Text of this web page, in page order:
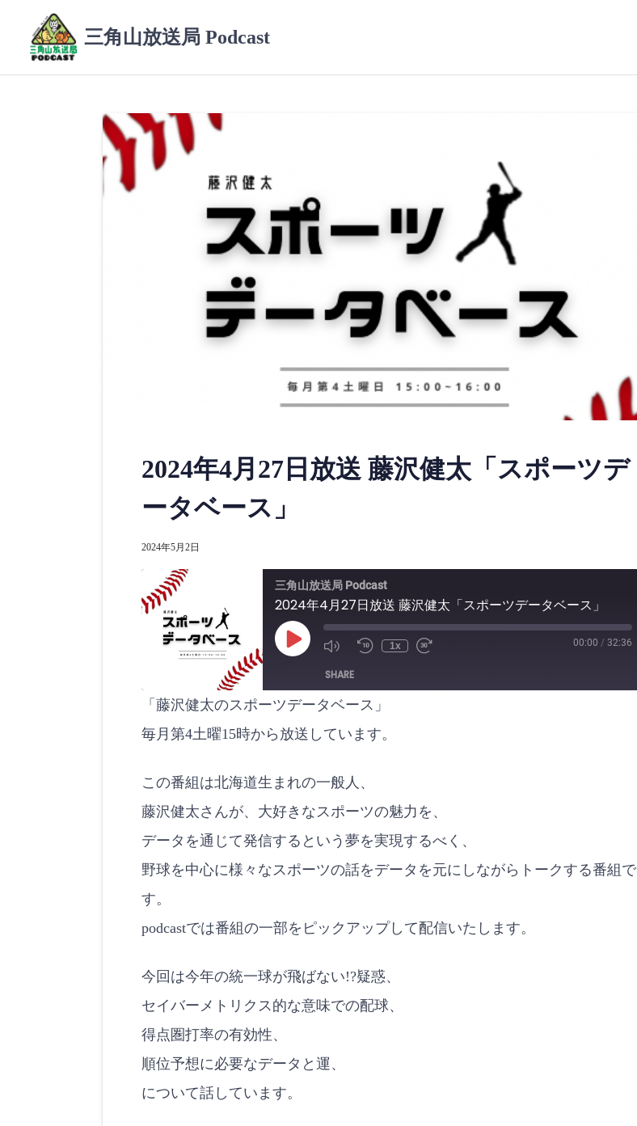
三角山放送局 Podcast
2024年4月27日放送 藤沢健太「スポーツデ
ータベース」
2024年5月2日
三角山放送局 Podcast
2024年4月27日放送 藤沢健太「スポーツデータベース」
P
l
E
p
i
o
1x 00:00 / 32:36
SHARE
SHARE
EMBED
「藤沢健太のスポーツデータベース」
毎月第4土曜15時から放送しています。
この番組は北海道生まれの一般人、
藤沢健太さんが、大好きなスポーツの魅力を、
データを通じて発信するという夢を実現するべく、
野球を中心に様々なスポーツの話をデータを元にしながらトークする番組で
す。
podcastでは番組の一部をピックアップして配信いたします。
今回は今年の統一球が飛ばない!?疑惑、
セイバーメトリクス的な意味での配球、
得点圏打率の有効性、
順位予想に必要なデータと運、
について話しています。